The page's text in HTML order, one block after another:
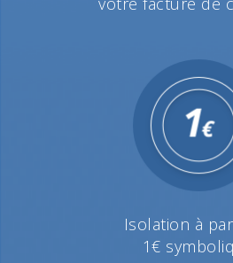
Isolation à
1€